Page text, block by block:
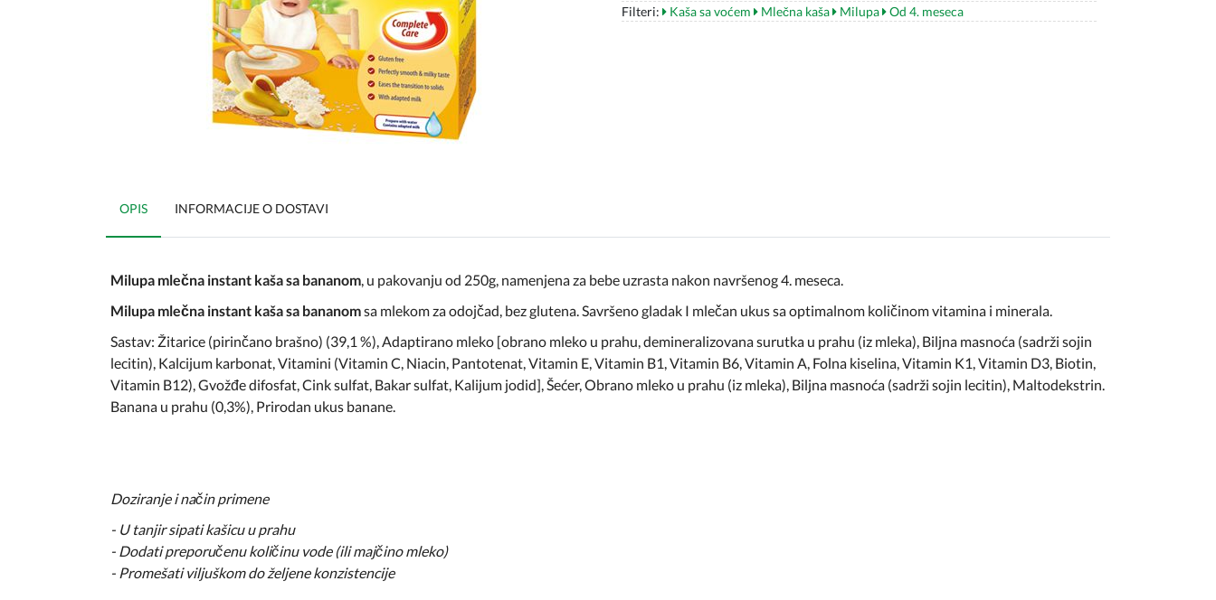
Filteri:
Kaša sa voćem Mlečna kaša Milupa Od 4. meseca
OPIS INFORMACIJE O DOSTAVI
Milupa mlečna instant kaša sa bananom, u pakovanju od 250g, namenjena za bebe uzrasta nakon navršenog 4. meseca.
Milupa mlečna instant kaša sa bananomsa mlekom za odojčad, bez glutena. Savršeno gladak I mlečan ukus sa optimalnom količinom vitamina i minerala.
Sastav: Žitarice (pirinčano brašno) (39,1 %), Adaptirano mleko [obrano mleko u prahu, demineralizovana surutka u prahu (iz mleka), Biljna masnoća (sadrži sojin
lecitin), Kalcijum karbonat, Vitamini (Vitamin C, Niacin, Pantotenat, Vitamin E, Vitamin B1, Vitamin B6, Vitamin A, Folna kiselina, Vitamin K1, Vitamin D3, Biotin,
Vitamin B12), Gvožđe difosfat, Cink sulfat, Bakar sulfat, Kalijum jodid], Šećer, Obrano mleko u prahu (iz mleka), Biljna masnoća (sadrži sojin lecitin), Maltodekstrin.
Banana u prahu (0,3%), Prirodan ukus banane.
Doziranje i način primene
- U tanjir sipati kašicu u prahu
- Dodati preporučenu količinu vode (ili majčino mleko)
- Promešati viljuškom do željene konzistencije